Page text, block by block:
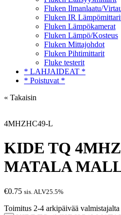
Fluken Ilmanlaatu/
Fluken IR
Fluken Lämpökamerat
Fluken Lämpö/Kosteus
Fluken Mittajohdot
Fluken Pihtimittarit
Fluke testerit
* LAHJAIDEAT *
* Poistuvat *
« Takaisin
4MHZHC49-L
KIDE TQ
MATALA
€0.75 sis. ALV25.5%
Toimitus 2-4 arkipäivää valmistajalta